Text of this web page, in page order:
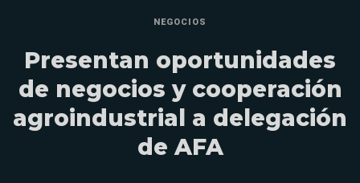
NEGOCIOS
Presentan oportunidades
de negocios y cooperación
agroindustrial a delegación
de AFA